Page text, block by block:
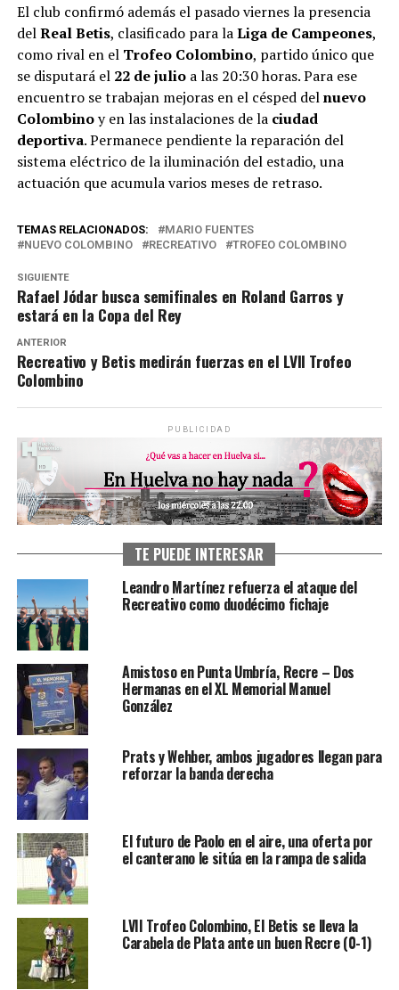
El club confirmó además el pasado viernes la presencia
delReal Betis, clasificado para laLiga de Campeones,
como rival en el Trofeo Colombino, partido único que
se disputará el 22 de julioa las 20:30 horas.Para ese
encuentro se trabajan mejoras en el césped delnuevo
Colombinoy en las instalaciones de la ciudad
deportiva. Permanece pendiente la reparación del
sistema eléctrico de la iluminación del estadio, una
actuación que acumula varios meses de retraso.
TEMAS RELACIONADOS:
MARIO FUENTES
NUEVO COLOMBINO
RECREATIVO TROFEO COLOMBINO
SIGUIENTE
Rafael Jódar busca semifinales en Roland Garros y
estará en la Copa del Rey
ANTERIOR
Recreativo y Betis medirán fuerzas en el LVII Trofeo
Colombino
PUBLICIDAD
TE PUEDE INTERESAR
Leandro Martínez refuerza el ataque del
Recreativo como duodécimo fichaje
Amistoso en Punta Umbría, Recre – Dos
Hermanas en el XL Memorial Manuel
González
Prats y Wehber, ambos jugadores llegan para
reforzar la banda derecha
El futuro de Paolo en el aire, una oferta por
el canterano le sitúa en la rampa de salida
LVII Trofeo Colombino, El Betis se lleva la
Carabela de Plata ante un buen Recre (0-1)